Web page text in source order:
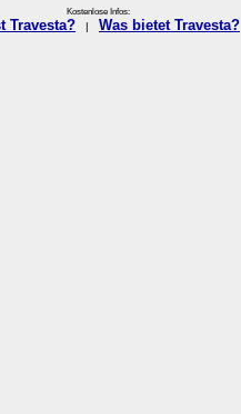
Kostenlose Infos:
Travesta? Was bietet Travesta?